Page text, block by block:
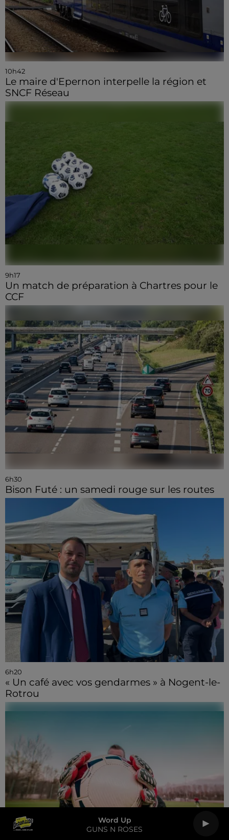
Word Up
GUNS N ROSES
10h42
Le maire d'Epernon interpelle la région et
SNCF Réseau
9h17
Un match de préparation à Chartres pour le
CCF
6h30
Bison Futé : un samedi rouge sur les routes
6h20
« Un café avec vos gendarmes » à Nogent-le-
Rotrou